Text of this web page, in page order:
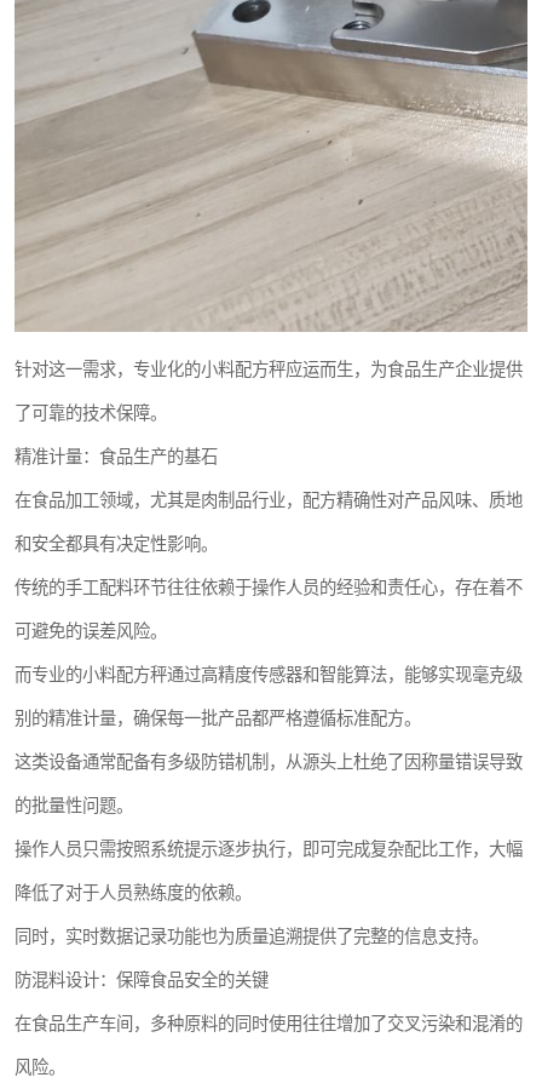
针对这一需求，专业化的小料配方秤应运而生，为食品生产企业提供
了可靠的技术保障。
精准计量：食品生产的基石
在食品加工领域，尤其是肉制品行业，配方精确性对产品风味、质地
和安全都具有决定性影响。
传统的手工配料环节往往依赖于操作人员的经验和责任心，存在着不
可避免的误差风险。
而专业的小料配方秤通过高精度传感器和智能算法，能够实现毫克级
别的精准计量，确保每一批产品都严格遵循标准配方。
这类设备通常配备有多级防错机制，从源头上杜绝了因称量错误导致
的批量性问题。
操作人员只需按照系统提示逐步执行，即可完成复杂配比工作，大幅
降低了对于人员熟练度的依赖。
同时，实时数据记录功能也为质量追溯提供了完整的信息支持。
防混料设计：保障食品安全的关键
在食品生产车间，多种原料的同时使用往往增加了交叉污染和混淆的
风险。